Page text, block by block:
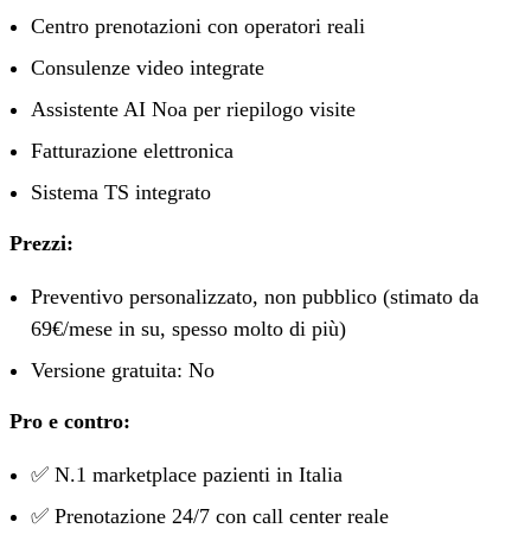
Centro prenotazioni con operatori reali
Consulenze video integrate
Assistente AI Noa per riepilogo visite
Fatturazione elettronica
Sistema TS integrato
Prezzi:
Preventivo personalizzato, non pubblico (stimato da
69€/mese in su, spesso molto di più)
Versione gratuita: No
Pro e contro:
✅ N.1 marketplace pazienti in Italia
✅ Prenotazione 24/7 con call center reale